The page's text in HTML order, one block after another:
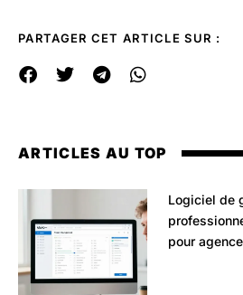
PARTAGER CET ARTICLE SUR :
ARTICLES AU TOP
Logiciel de
pour